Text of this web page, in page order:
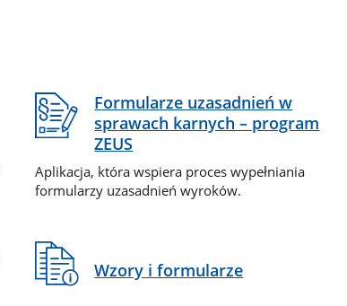
Formularze uzasadnień w
sprawach karnych – program
ZEUS
Aplikacja, która wspiera proces wypełniania
formularzy uzasadnień wyroków.
Wzory i formularze